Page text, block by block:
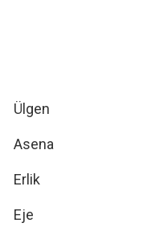
Ülgen
Asena
Erlik
Eje